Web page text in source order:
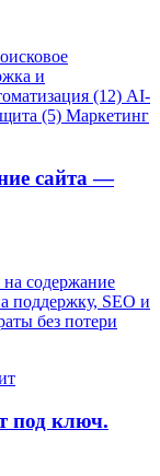
и
(12) AI-
(5) Маркетинг
сайта —
содержание
поддержку, SEO и
без потери
под ключ.